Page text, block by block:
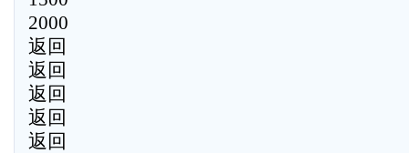
2000
返回
返回
返回
返回
返回